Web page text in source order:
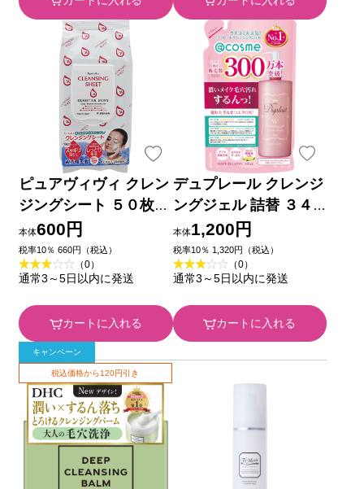
ピュアヴィヴィ クレン
ジングシート ５０枚
イヴ
本体600円
税率10％ 660円（税込）
（0）
通常3～5日以内に発送
カートに入れる
デュプレール クレンジ
ングジェル 詰替 ３４
０ｍｌ 岡インターナシ
ョナル
本体1,200円
税率10％ 1,320円（税込）
（0）
通常3～5日以内に発送
カートに入れる
キャンペーン
税込価格から120円引き